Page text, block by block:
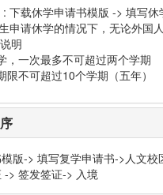
下载休学申请书模版 -> 填写
申请休学的情况下，无论外国
明
，一次最多不可超过两个学期
限不可超过10个学期（五年）
版-> 填写复学申请书->人文
-> 签发签证-> 入境